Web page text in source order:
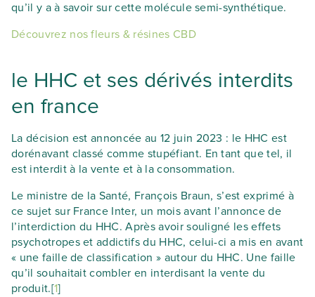
qu’il y a à savoir sur cette molécule semi-synthétique.
Découvrez nos fleurs & résines CBD
le HHC et ses dérivés interdits
en france
La décision est annoncée au 12 juin 2023 : le HHC est
dorénavant classé comme stupéfiant. En tant que tel, il
est interdit à la vente et à la consommation.
Le ministre de la Santé, François Braun, s’est exprimé à
ce sujet sur France Inter, un mois avant l’annonce de
l’interdiction du HHC. Après avoir souligné les effets
psychotropes et addictifs du HHC, celui-ci a mis en avant
« une faille de classification » autour du HHC. Une faille
qu’il souhaitait combler en interdisant la vente du
produit.[1]